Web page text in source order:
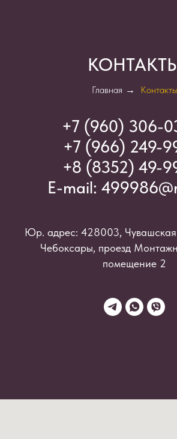
Главная → Контакты
+7 (960) 306-
+7 (966) 249-
+8 (8352) 49-
E-mail:
Юр. адрес: 428003, Чувашская
Чебоксары, проезд
помещение 2